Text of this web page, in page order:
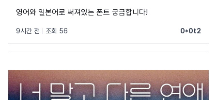
영어와 일본어로 써져있는 폰트 궁금합니다!
9시간 전 조회 56 0*0t2